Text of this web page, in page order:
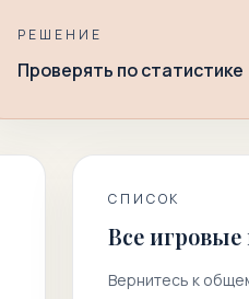
РЕШЕНИЕ
Проверять по статистике
СПИСОК
Все
Вернитесь к